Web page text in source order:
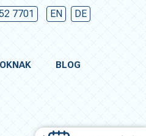
7701 EN DE
BLOG